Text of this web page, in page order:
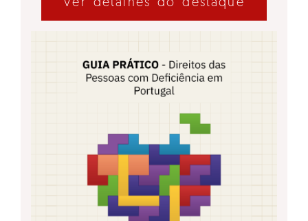
Ver detalhes do destaque